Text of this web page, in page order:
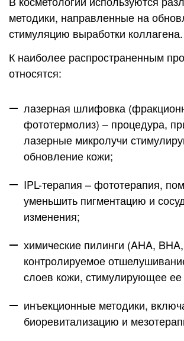
методики, направленные на
стимуляцию выработки коллагена.
К наиболее распространенным
относятся:
лазерная шлифовка
фототермолиз) – процедура,
лазерные микролучи
обновление кожи;
IPL-терапия – фототерапия,
уменьшить пигментацию и
изменения;
химические пилинги (AHA,
контролируемое
слоев кожи, стимулирующее
инъекционные методики,
биоревитализацию и